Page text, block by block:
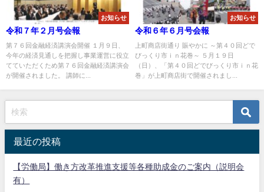
お知らせ
令和７年２月号会報
第７６回金融経済講演会開催 １月９日、
今年の経済見通しを把握し事業運営に役立
てていただくため第７６回金融経済講演会
が開催されました。 講師に...
お知らせ
令和６年６月号会報
上町商店街通り 賑やかに ～第４０回どで
びっくり市ｉｎ花巻～ ５月１９日
（日）、「第４０回どでびっくり市ｉｎ花
巻」が上町商店街で開催されまし...
最近の投稿
【労働局】働き方改革推進支援等各種助成金のご案内（説明会
有）